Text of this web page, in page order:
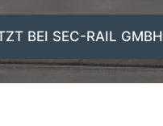
BEI SEC-RAIL GMBH